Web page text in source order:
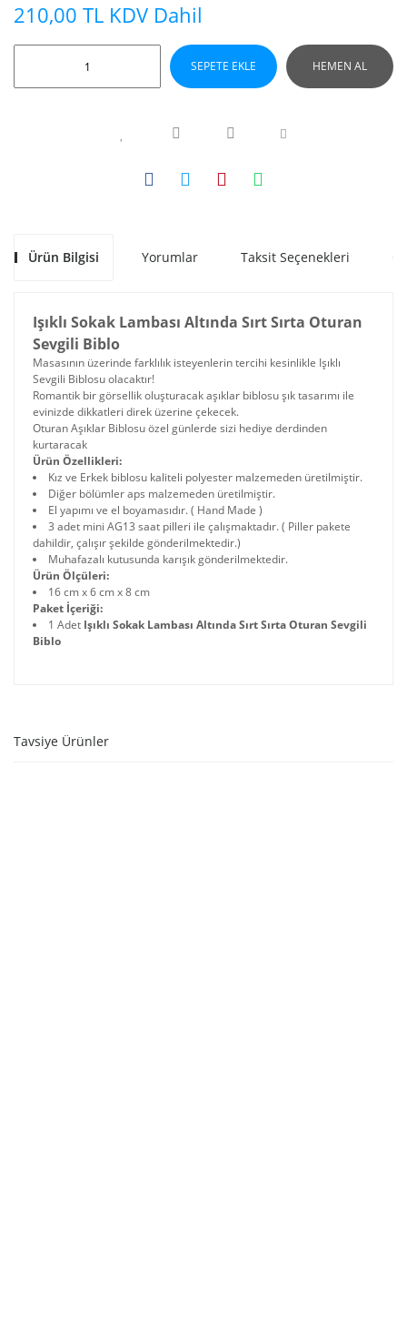
210,00 TL KDV Dahil
SEPETE EKLE HEMEN AL
Ürün Bilgisi Yorumlar Taksit Seçenekleri
Işıklı Sokak Lambası Altında Sırt Sırta Oturan
Sevgili Biblo
Masasının üzerinde farklılık isteyenlerin tercihi kesinlikle Işıklı
Sevgili Biblosu olacaktır!
Romantik bir görsellik oluşturacak aşıklar biblosu şık tasarımı ile
evinizde dikkatleri direk üzerine çekecek.
Oturan Aşıklar Biblosu özel günlerde sizi hediye derdinden
kurtaracak
Ürün Özellikleri:
Kız ve Erkek biblosu kaliteli polyester malzemeden üretilmiştir.
Diğer bölümler aps malzemeden üretilmiştir.
El yapımı ve el boyamasıdır. ( Hand Made )
3 adet mini AG13 saat pilleri ile çalışmaktadır. ( Piller pakete
dahildir, çalışır şekilde gönderilmektedir.)
Muhafazalı kutusunda karışık gönderilmektedir.
Ürün Ölçüleri:
16 cm x 6 cm x 8 cm
Paket İçeriği:
1 Adet Işıklı Sokak Lambası Altında Sırt Sırta Oturan Sevgili
Biblo
Tavsiye Ürünler